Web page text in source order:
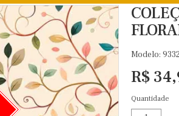
Modelo:
R$
Quantidade